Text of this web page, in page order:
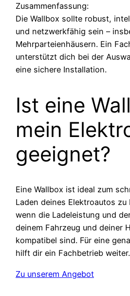
Zusammenfassung:
Die Wallbox sollte robust,
und netzwerkfähig sein –
Mehrparteienhäusern. Ein
unterstützt dich bei der
eine sichere Installation.
Ist eine
mein
geeignet?
Eine Wallbox ist ideal zum
Laden deines Elektroautos zu
wenn die Ladeleistung und
deinem Fahrzeug und deiner
kompatibel sind. Für eine
hilft dir ein Fachbetrieb weiter.
Zu unserem Angebot